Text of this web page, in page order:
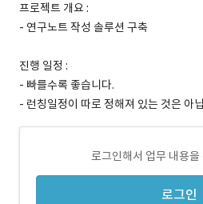
프로젝트 개요 :
- 연구노트 작성 솔루션 구축
진행 일정 :
- 빠를수록 좋습니다.
- 런칭일정이 따로 정해져 있는 것은 아
로그인해서 업무 내용을
로그인